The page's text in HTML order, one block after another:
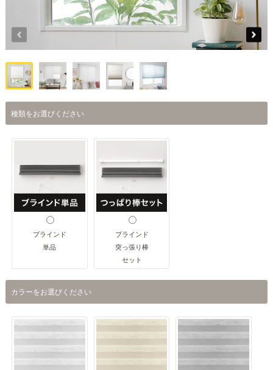
種類をお選びください
ブラインド
単品
ブラインド
突っ張り棒
セット
カラーをお選びください